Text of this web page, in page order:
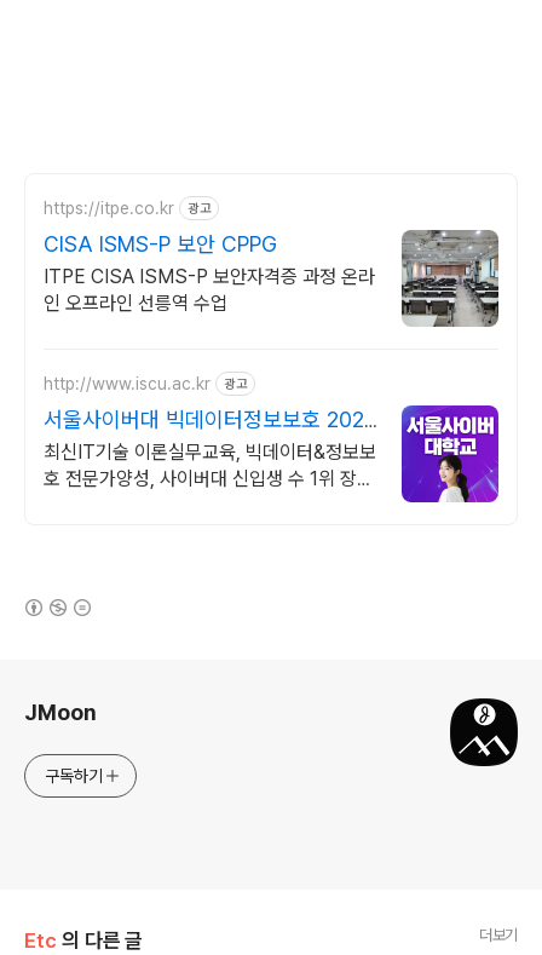
https://itpe.co.kr 광고
CISA ISMS-P 보안 CPPG
ITPE CISA ISMS-P 보안자격증 과정 온라
인 오프라인 선릉역 수업
http://www.iscu.ac.kr 광고
서울사이버대 빅데이터정보보호 2026
가을학기 신편입생
최신IT기술 이론실무교육, 빅데이터&정보보
호 전문가양성, 사이버대 신입생 수 1위 장학
JMoon
구독하기
Etc 의 다른 글 더보기